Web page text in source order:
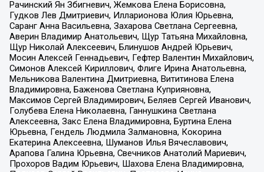
Рачинский Ян Збигневич, Жемкова Елена Борисовна,
Гудков Лев Дмитриевич, Илларионова Юлия Юрьевна,
Саранг Анна Васильевна, Захарова Светлана Сергеевна,
Аверин Владимир Анатольевич, Щур Татьяна Михайловна,
Щур Николай Алексеевич, Блинушов Андрей Юрьевич,
Мосин Алексей Геннадьевич, Гефтер Валентин Михайлович,
Симонов Алексей Кириллович, Флиге Ирина Анатольевна,
Мельникова Валентина Дмитриевна, Вититинова Елена
Владимировна, Баженова Светлана Куприяновна,
Максимов Сергей Владимирович, Беляев Сергей Иванович,
Голубева Елена Николаевна, Ганнушкина Светлана
Алексеевна, Закс Елена Владимировна, Буртина Елена
Юрьевна, Гендель Людмила Залмановна, Кокорина
Екатерина Алексеевна, Шуманов Илья Вячеславович,
Арапова Галина Юрьевна, Свечников Анатолий Мариевич,
Прохоров Вадим Юрьевич, Шахова Елена Владимировна,